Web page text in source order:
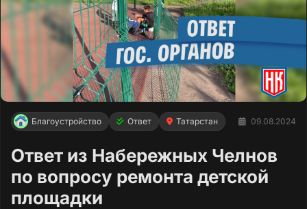
Благоустройство Ответ Татарстан 09.08.2024
Ответ из Набережных Челнов
по вопросу ремонта детской
площадки